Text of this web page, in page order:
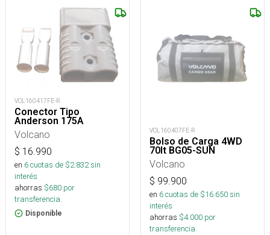
VOL160417FE-R
Conector Tipo
Anderson 175A
Volcano
$ 16.990
en 6cuotas de $2.832sin
interés
ahorras $680 por
transferencia.
Disponible
VOL160407FE-R
Bolso de Carga 4WD
70lt BG05-SUN
Volcano
$ 99.900
en 6cuotas de $16.650sin
interés
ahorras $4.000 por
transferencia.